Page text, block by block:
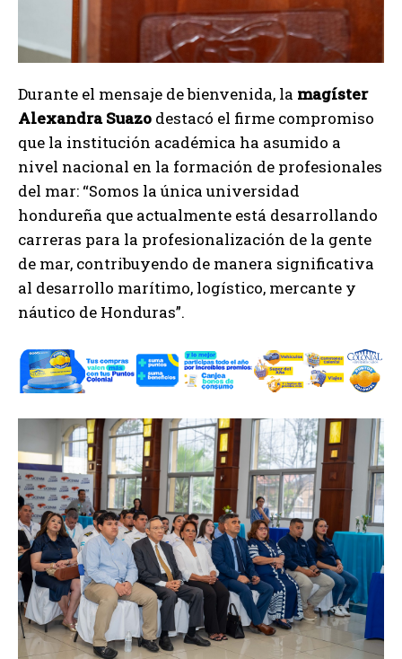
Durante el mensaje de bienvenida, la magíster
Alexandra Suazo destacó el firme compromiso
que la institución académica ha asumido a
nivel nacional en la formación de profesionales
del mar: “Somos la única universidad
hondureña que actualmente está desarrollando
carreras para la profesionalización de la gente
de mar, contribuyendo de manera significativa
al desarrollo marítimo, logístico, mercante y
náutico de Honduras”.